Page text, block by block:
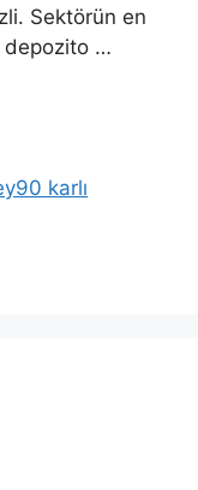
Sektörün en
depozito …
karlı